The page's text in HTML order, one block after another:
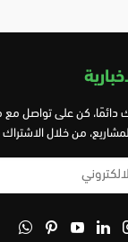
دائمًا، كن على تواصل مع
من خلال